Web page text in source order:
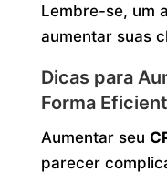
Lembre-se, um
aumentar suas
Dicas para
Forma
Aumentar seu
parecer